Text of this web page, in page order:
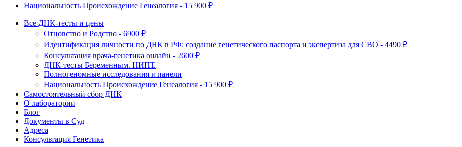
Национальность Происхождение Генеалогия - 15 900 ₽
Все ДНК-тесты и цены
Отцовство и Родство - 6900 ₽
Идентификация личности по ДНК в РФ: создание генетического паспорта и экспертиза для СВО - 4490 ₽
Консультация врача-генетика онлайн - 2600 ₽
ДНК-тесты Беременным. НИПТ.
Полногеномные исследования и панели
Национальность Происхождение Генеалогия - 15 900 ₽
Самостоятельный сбор ДНК
О лаборатории
Блог
Документы в Суд
Адреса
Консультация Генетика